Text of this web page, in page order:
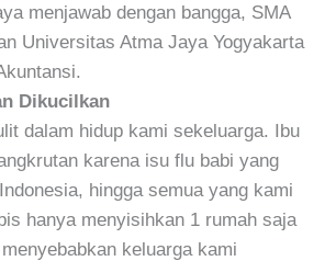
menjawab dengan bangga, SMA
Universitas Atma Jaya Yogyakarta
Dikucilkan
dalam hidup kami sekeluarga. Ibu
karena isu flu babi yang
hingga semua yang kami
hanya menyisihkan 1 rumah saja
keluarga kami